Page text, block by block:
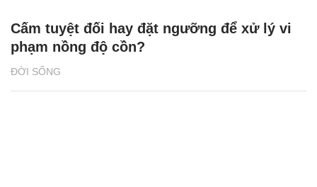
ĐỜI SỐNG
Cấm tuyệt đối hay đặt ngưỡng để xử lý vi
phạm nồng độ cồn?